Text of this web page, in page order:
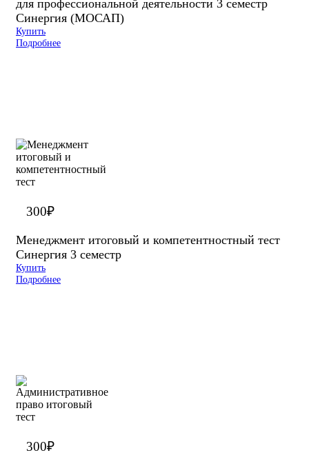
для профессиональной деятельности 3 семестр
Синергия (МОСАП)
Купить
Подробнее
300₽
Менеджмент итоговый и компетентностный тест
Синергия 3 семестр
Купить
Подробнее
300₽